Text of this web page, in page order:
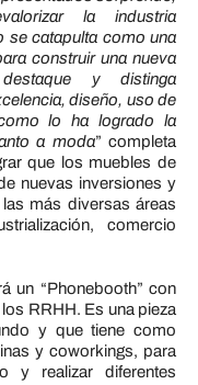
la industria
se catapulta como una
construir una nueva
y distinga
diseño, uso de
lo ha logrado la
a moda” completa
que los muebles de
nuevas inversiones y
más diversas áreas
comercio
un “Phonebooth” con
RRHH. Es una pieza
y que tiene como
y coworkings, para
y realizar diferentes